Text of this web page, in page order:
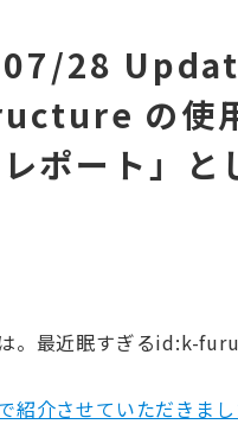
07/28
の使用
ポート」と
。最近眠すぎるid:k-
紹介させていただきま